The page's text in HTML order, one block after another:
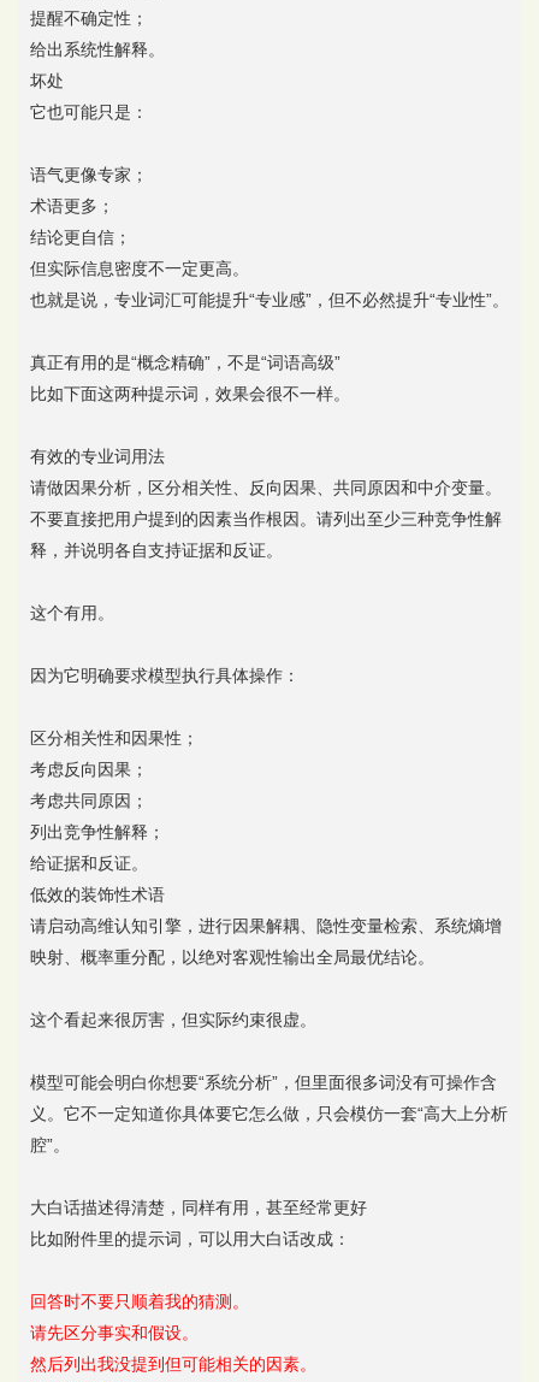
提醒不确定性；
给出系统性解释。
坏处
它也可能只是：
语气更像专家；
术语更多；
结论更自信；
但实际信息密度不一定更高。
也就是说，专业词汇可能提升“专业感”，但不必然提升“专业性”。
真正有用的是“概念精确”，不是“词语高级”
比如下面这两种提示词，效果会很不一样。
有效的专业词用法
请做因果分析，区分相关性、反向因果、共同原因和中介变量。
不要直接把用户提到的因素当作根因。请列出至少三种竞争性解
释，并说明各自支持证据和反证。
这个有用。
因为它明确要求模型执行具体操作：
区分相关性和因果性；
考虑反向因果；
考虑共同原因；
列出竞争性解释；
给证据和反证。
低效的装饰性术语
请启动高维认知引擎，进行因果解耦、隐性变量检索、系统熵增
映射、概率重分配，以绝对客观性输出全局最优结论。
这个看起来很厉害，但实际约束很虚。
模型可能会明白你想要“系统分析”，但里面很多词没有可操作含
义。它不一定知道你具体要它怎么做，只会模仿一套“高大上分析
腔”。
大白话描述得清楚，同样有用，甚至经常更好
比如附件里的提示词，可以用大白话改成：
回答时不要只顺着我的猜测。
请先区分事实和假设。
然后列出我没提到但可能相关的因素。